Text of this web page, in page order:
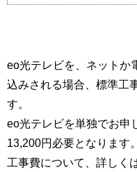
eo光テレビを、ネットか
込みされる場合、標準工
す。
eo光テレビを単独でお申
13,200円必要となります。
工事費について、詳しく